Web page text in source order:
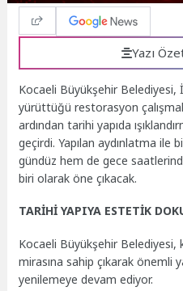
Yazı
Kocaeli Büyükşehir Belediyesi,
yürüttüğü restorasyon
ardından tarihi yapıda
geçirdi. Yapılan aydınlatma ile
gündüz hem de gece
biri olarak öne çıkacak.
TARİHİ YAPIYA ESTETİK
Kocaeli Büyükşehir
mirasına sahip çıkarak önemli
yenilemeye devam ediyor.